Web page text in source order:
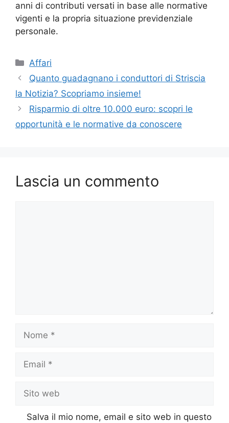
anni di contributi versati in base alle normative
vigenti e la propria situazione previdenziale
personale.
Categorie
Affari
Quanto guadagnano i conduttori di Striscia
la Notizia? Scopriamo insieme!
Risparmio di oltre 10.000 euro: scopri le
opportunità e le normative da conoscere
Lascia un commento
Nome
Email
Sito
web
Salva il mio nome, email e sito web in questo